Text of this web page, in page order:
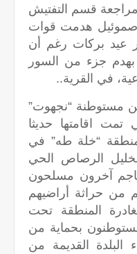
قسم التفتيش
صموئيل هدمت قوات
عيد بركات رغم أن
جزء من السور
في القرية..
مستوطنة “نجهوت”
تمت اقامتها حديثا
“خلة طه” في
الرصاص الحي
آخرون مسلحون
من حراثة أراضيهم
المنطقة تحت
بحماية من
البلدة القديمة من